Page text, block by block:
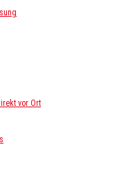
vor Ort